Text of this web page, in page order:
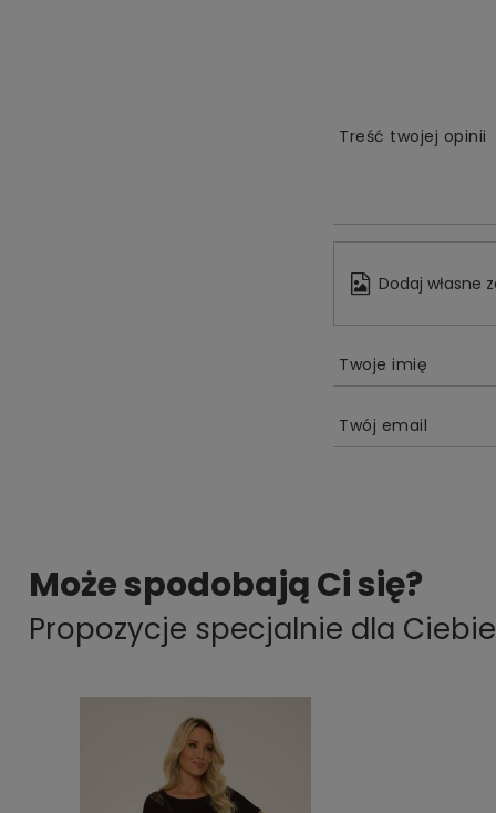
Treść twojej opinii
Dodaj własne
Twoje imię
Twój email
Może spodobają Ci się?
Propozycje specjalnie dla Ciebie